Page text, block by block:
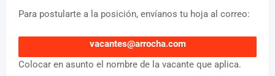
Para postularte a la posición, envíanos tu hoja al correo:
vacantes@arrocha.com
Colocar en asunto el nombre de la vacante que aplica.